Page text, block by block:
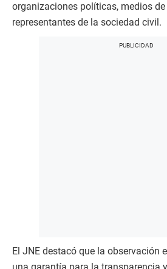
organizaciones políticas, medios
representantes de la sociedad civil.
El JNE destacó que la observación